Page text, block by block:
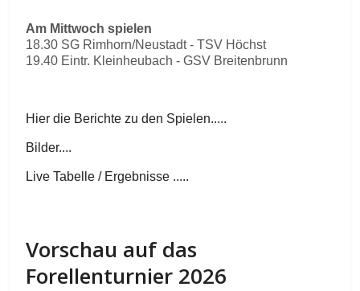
Am Mittwoch spielen
18.30 SG Rimhorn/Neustadt - TSV Höchst
19.40 Eintr. Kleinheubach - GSV Breitenbrunn
Hier die Berichte zu den Spielen.....
Bilder....
Live Tabelle / Ergebnisse .....
Vorschau auf das
Forellenturnier 2026